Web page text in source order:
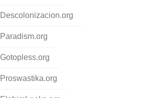
Descolonizacion.org
Paradism.org
Gotopless.org
Proswastika.org